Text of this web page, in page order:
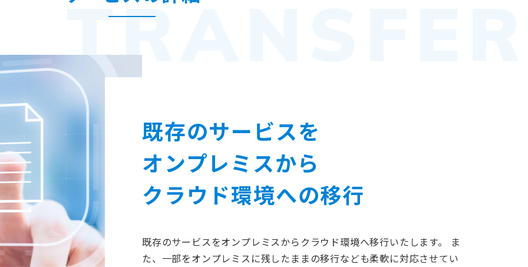
TRANSFER
既存のサービスを
オンプレミスから
クラウド環境への移行
既存のサービスをオンプレミスからクラウド環境へ移行いたします。 ま
た、一部をオンプレミスに残したままの移行なども柔軟に対応させてい